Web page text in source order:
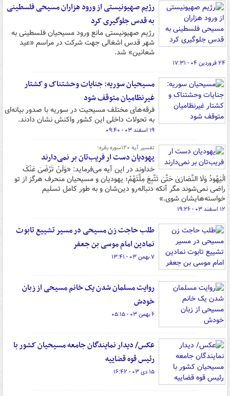
رژیم صهیونیستی از ورود هزاران مسیحی فلسطینی
به قدس جلوگیری کرد
رژیم صهیونیستی مانع ورود مسیحیان فلسطینی به
شهر قدس اشغالی جهت شرکت در مراسم «عید
شعانین» شد.
۲۴ فروردین ۰۴ - ۱۷:۳۱
مسیحیان سوریه: جنایات وحشتناک و کشتار
غیرنظامیان متوقف شود
فرقه‌های مختلف مسیحیت در سوریه با صدور بیانه‌ای
به تحولات داخلی این کشور واکنش نشان دادند.
۱۹ اسفند ۰۳ - ۰۹:۴۰
تفسیر آیه ۱۲۰سوره بقره؛
یهودیان دست ار فریب‌تان بر نمی‌دارند
خداوند در این آیه می‌فرماید: «وَلَنْ تَرْضَیٰ عَنْکَ
الْیَهُودُ وَلَا النَّصَارَیٰ حَتَّیٰ تَتَّبِعَ مِلَّتَهُمْ؛ یهودیان و مسیحیان منحرف هرگز از تو
راضی نمی‌شوند مگر آنکه دنباله‌رو دین‌شان و به طور کامل تسلیم
خواسته‌هایشان شوی.»
۱۲ اسفند ۰۳ - ۱۹:۲۶
طلب حاجت زن مسیحی در مسیر تشییع تابوت
نمادین امام موسی بن جعفر
۷ بهمن ۰۳ - ۱۳:۴۱
روایت مسلمان شدن یک خانم مسیحی از زبان
خودش
۶ بهمن ۰۳ - ۰۵:۱۵
عکس/ دیدار نمایندگان جامعه مسیحیان کشور با
رئیس قوه قضاییه
۱۵ دی ۰۳ - ۱۶:۴۲